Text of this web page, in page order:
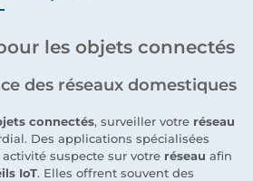
les objets connectés
des réseaux domestiques
connectés, surveiller votre réseau
Des applications spécialisées
suspecte sur votre réseau afin
IoT. Elles offrent souvent des